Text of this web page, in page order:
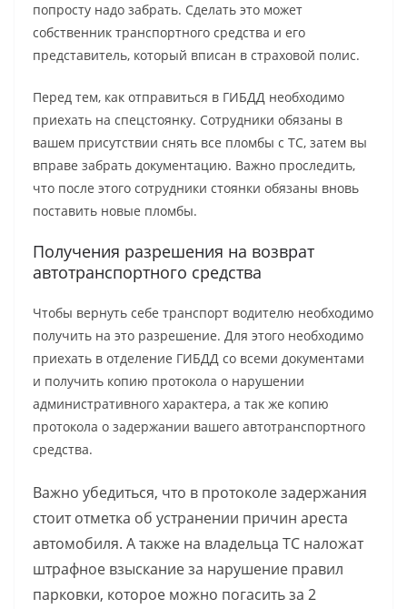
попросту надо забрать. Сделать это может
собственник транспортного средства и его
представитель, который вписан в страховой полис.
Перед тем, как отправиться в ГИБДД необходимо
приехать на спецстоянку. Сотрудники обязаны в
вашем присутствии снять все пломбы с ТС, затем вы
вправе забрать документацию. Важно проследить,
что после этого сотрудники стоянки обязаны вновь
поставить новые пломбы.
Получения разрешения на возврат
автотранспортного средства
Чтобы вернуть себе транспорт водителю необходимо
получить на это разрешение. Для этого необходимо
приехать в отделение ГИБДД со всеми документами
и получить копию протокола о нарушении
административного характера, а так же копию
протокола о задержании вашего автотранспортного
средства.
Важно убедиться, что в протоколе задержания
стоит отметка об устранении причин ареста
автомобиля. А также на владельца ТС наложат
штрафное взыскание за нарушение правил
парковки, которое можно погасить за 2